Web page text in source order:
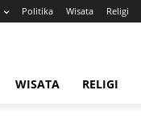
Politika Wisata Religi
WISATA RELIGI